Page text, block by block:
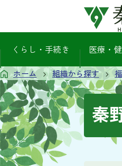
くらし・手続き 医療・
ホーム 組織から探す
秦